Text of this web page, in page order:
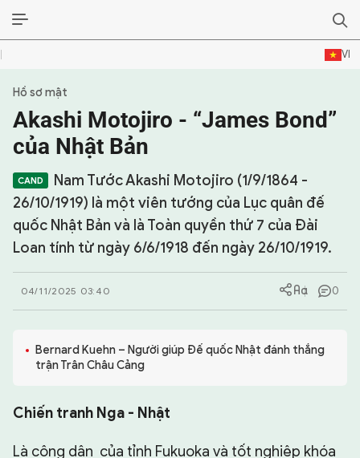
VI
SỰ KIỆN & BÌNH LUẬN
HẬU TRƯỜNG
KINH TẾ - VĂN HÓA - THỂ THAO
HỒ SƠ MẬT
PHÓNG SỰ
TƯ LIỆU
Hồ sơ mật
Akashi Motojiro - “James Bond”
của Nhật Bản
Nam Tước Akashi Motojiro (1/9/1864 -
26/10/1919) là một viên tướng của Lục quân đế
quốc Nhật Bản và là Toàn quyền thứ 7 của Đài
Loan tính từ ngày 6/6/1918 đến ngày 26/10/1919.
04/11/2025 03:40 0
Bernard Kuehn – Người giúp Đế quốc Nhật đánh thắng
trận Trân Châu Cảng
Chiến tranh Nga - Nhật
Là công dân của tỉnh Fukuoka và tốt nghiệp khóa